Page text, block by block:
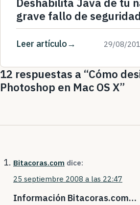
grave fallo de
Leer artículo 29/08/
12 respuestas a “Cómo
Photoshop en Mac OS X”
Bitacoras.com dice:
25 septiembre 2008 a las 22:47
Información Bitacoras.com…